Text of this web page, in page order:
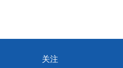
关注